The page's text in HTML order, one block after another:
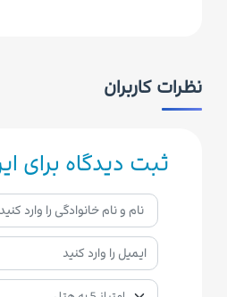
نظرات کاربران
ثبت دیدگاه برای